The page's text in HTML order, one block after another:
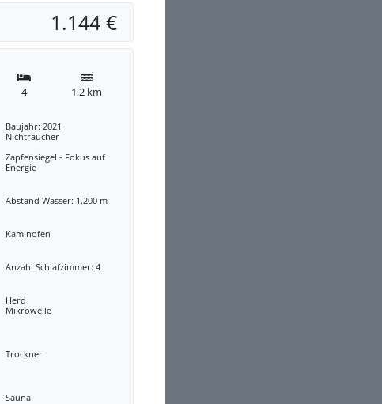
1.144 €
4
1,2 km
Baujahr: 2021
Nichtraucher
Zapfensiegel - Fokus auf
Energie
Abstand Wasser: 1.200 m
Kaminofen
Anzahl Schlafzimmer: 4
Herd
Mikrowelle
Trockner
Sauna